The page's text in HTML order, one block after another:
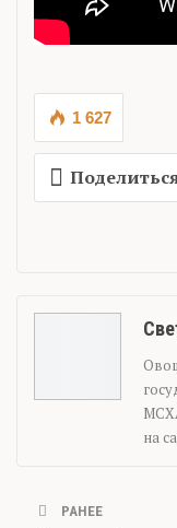
1 627
на
РАНЕЕ